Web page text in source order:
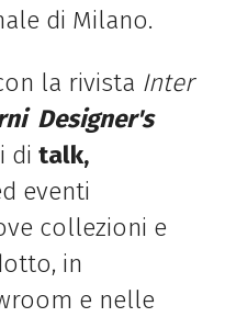
di Milano.
la rivista Inter
Designer's
di talk,
eventi
collezioni e
in
e nelle